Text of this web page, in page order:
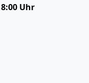
Uhr